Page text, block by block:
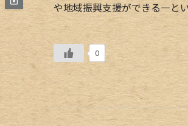
や地域振興支援ができる―と
0